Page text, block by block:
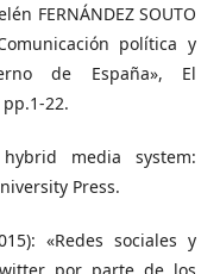
FERNÁNDEZ SOUTO
política y
de España», El
22.
hybrid media system:
Press.
«Redes sociales y